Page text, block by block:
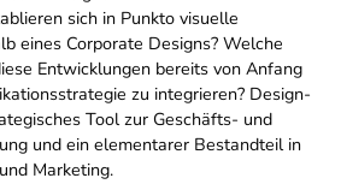
sich in Punkto visuelle
eines Corporate Designs? Welche
Entwicklungen bereits von Anfang
zu integrieren? Design-
Tool zur Geschäfts- und
und ein elementarer Bestandteil in
Marketing.